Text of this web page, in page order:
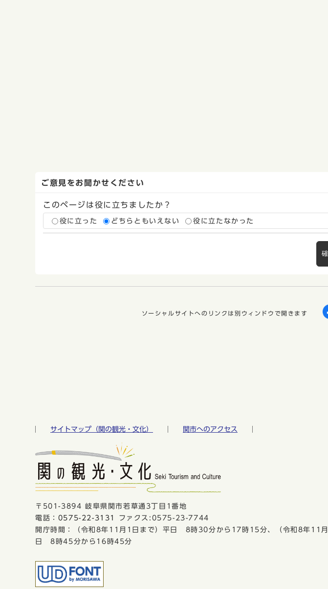
ご意見をお聞かせください
このページは役に立ちましたか？
役に立った どちらともいえない 役に立たなかった
ソーシャルサイトへのリンクは別ウィンドウで開きます
サイトマップ（関の観光・文化） 関市へのアクセス
〒501-3894 岐阜県関市若草通3丁目1番地
電話： 0575-22-3131
ファクス:0575-23-7744
開庁時間：（令和8年11月1日まで）平日 8時30分から17時15分、（令和8年11
日 8時45分から16時45分